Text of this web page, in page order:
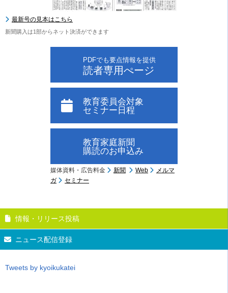
最新号の見本はこちら
新聞購入は1部からネット決済ができます
PDFでも要点情報を提供
読者専用ぺージ
教育委員会対象
セミナー日程
教育家庭新聞
購読のお申込み
媒体資料・広告料金 新聞 Web
メルマ
ガ
セミナー
情報・リリース投稿
ニュース配信登録
Tweets by kyoikukatei